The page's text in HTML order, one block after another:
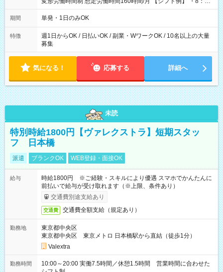
～21：00
期間 単発・1日のみOK
特徴
週1日からOK / 日払いOK / 副業・WワークOK / 10名以上の大量
募集
気になる！ 応募する 詳細へ
未読
特別時給1800円【ヴァレクストラ】短期スタッ
フ 日本橋
派遣 ブランクOK WEB登録・面接OK
給与
時給1800円 ※ご経験・スキルにより優遇 スマホでかんたんに
前払いで給与が受け取れます（※上限、条件あり）
交通費別途支給あり
交通費 交通費全額支給（規定あり）
勤務地
東京都中央区
東京都中央区 東京メトロ 日本橋駅から直結（徒歩1分）
Valextra
勤務時間
10:00～20:00 実働7.5時間／休憩1.5時間 営業時間に合わせた